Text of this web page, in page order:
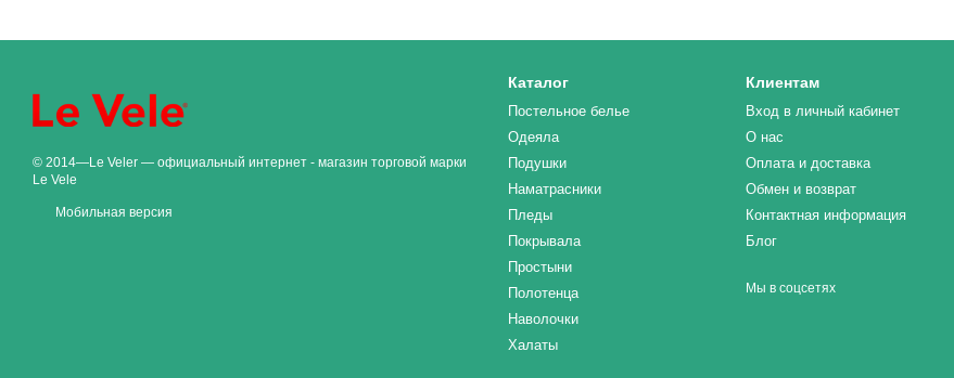
© 2014—Le Veler — официальный интернет - магазин торговой марки
Le Vele
Мобильная версия
Каталог
Постельное белье
Одеяла
Подушки
Наматрасники
Пледы
Покрывала
Простыни
Полотенца
Наволочки
Халаты
Клиентам
Вход в личный кабинет
О нас
Оплата и доставка
Обмен и возврат
Контактная информация
Блог
Мы в соцсетях